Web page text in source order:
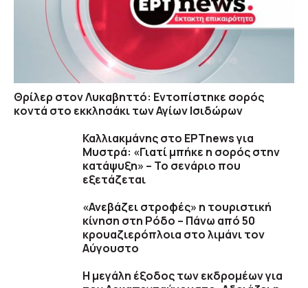
Θρίλερ στον Λυκαβηττό: Εντοπίστηκε σορός
κοντά στο εκκλησάκι των Αγίων Ισιδώρων
Καλλιακμάνης στο ΕΡΤnews για
Μυστρά: «Γιατί μπήκε η σορός στην
κατάψυξη» – Το σενάριο που
εξετάζεται
«Ανεβάζει στροφές» η τουριστική
κίνηση στη Ρόδο – Πάνω από 50
κρουαζιερόπλοια στο λιμάνι τον
Αύγουστο
Η μεγάλη έξοδος των εκδρομέων για